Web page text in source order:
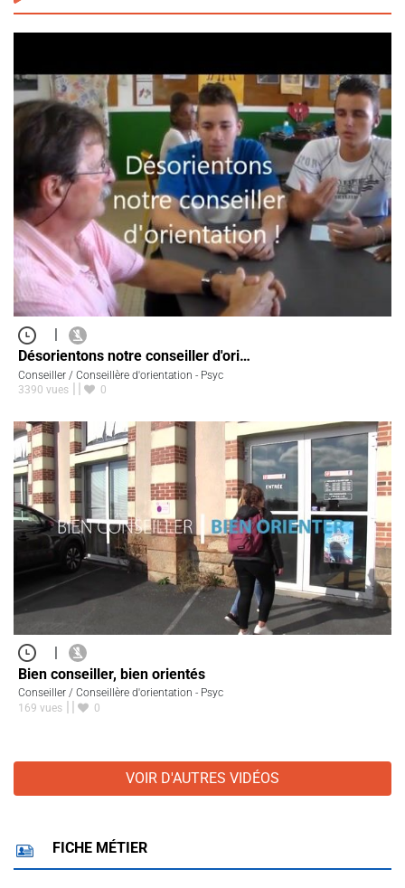
|
Désorientons notre conseiller d'ori…
Conseiller / Conseillère d'orientation - Psyc
3390 vues
0
|
Bien conseiller, bien orientés
Conseiller / Conseillère d'orientation - Psyc
169 vues
0
VOIR D'AUTRES VIDÉOS
FICHE MÉTIER